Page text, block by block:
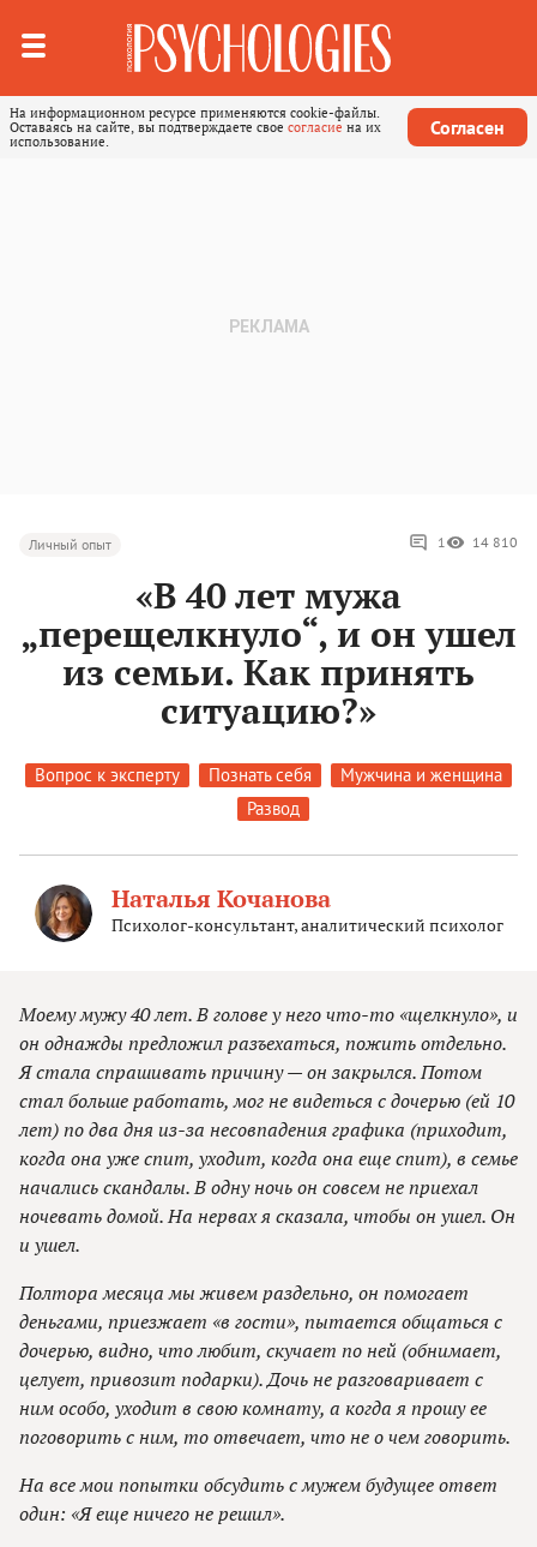
На информационном ресурсе применяются cookie-файлы.
Оставаясь на сайте, вы подтверждаете свое согласие на их
использование.
Согласен
Личный опыт 1 14 810
«В 40 лет мужа
„перещелкнуло“, и он ушел
из семьи. Как принять
ситуацию?»
Вопрос к эксперту Познать себя
Мужчина и женщина
Развод
Наталья Кочанова
Психолог-консультант, аналитический психолог
Моему мужу 40 лет. В голове у него что-то «щелкнуло», и
он однажды предложил разъехаться, пожить отдельно.
Я стала спрашивать причину — он закрылся. Потом
стал больше работать, мог не видеться с дочерью (ей 10
лет) по два дня из-за несовпадения графика (приходит,
когда она уже спит, уходит, когда она еще спит), в семье
начались скандалы. В одну ночь он совсем не приехал
ночевать домой. На нервах я сказала, чтобы он ушел. Он
и ушел.
Полтора месяца мы живем раздельно, он помогает
деньгами, приезжает «в гости», пытается общаться с
дочерью, видно, что любит, скучает по ней (обнимает,
целует, привозит подарки). Дочь не разговаривает с
ним особо, уходит в свою комнату, а когда я прошу ее
поговорить с ним, то отвечает, что не о чем говорить.
На все мои попытки обсудить с мужем будущее ответ
один: «Я еще ничего не решил».